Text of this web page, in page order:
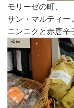
モリーゼの町、
サン・マルティー
ニンニクと赤唐辛